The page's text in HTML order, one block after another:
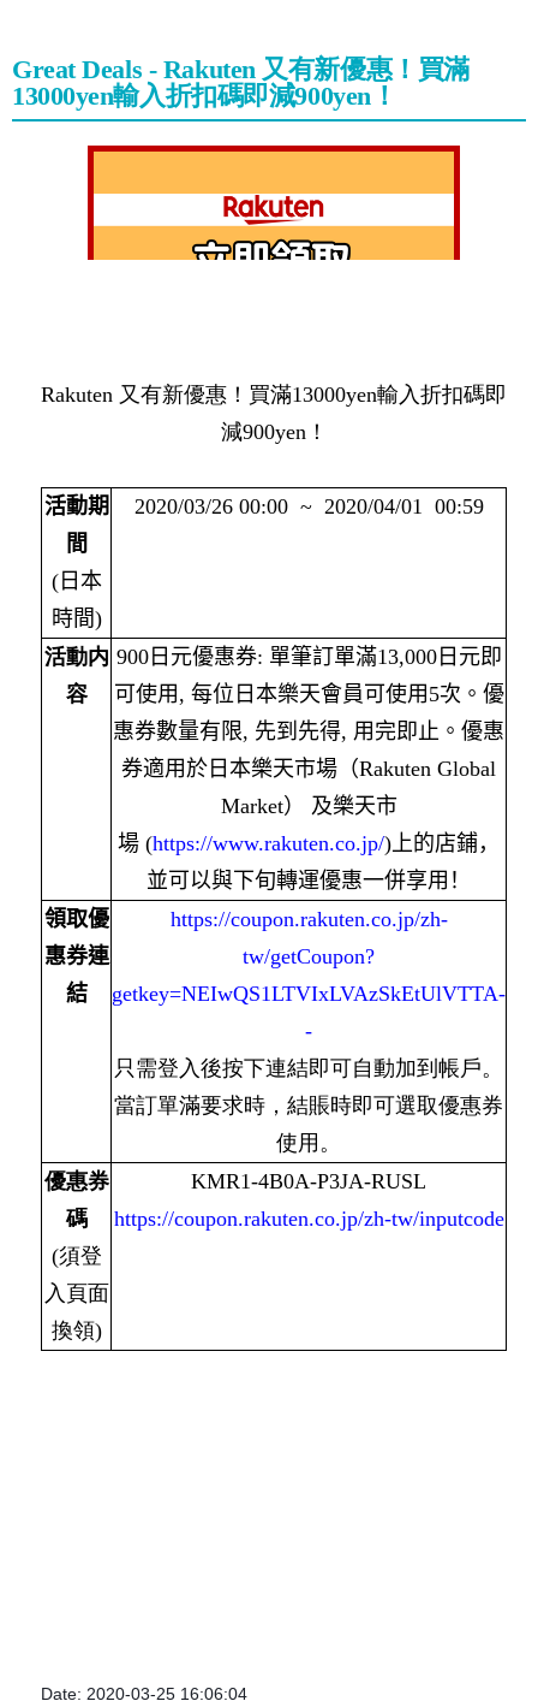
Great Deals - Rakuten 又有新優惠！買滿
13000yen輸入折扣碼即減900yen！
Rakuten 又有新優惠！買滿13000yen輸入折扣碼即
減900yen！
活動期
間
(日本
時間)
2020/03/26 00:00 ~ 2020/04/01 00:59
活動内
容
900日元優惠券: 單筆訂單滿13,000日元即
可使用 , 每位日本樂天會員可使用 5次。優
惠券數量有限, 先到先得, 用完即止。 優惠
券適用於日本樂天市場（Rakuten Global
Market） 及樂天市
場 (https://www.rakuten.co.jp/)上的店鋪，
並可以與下旬轉運優惠一併享用！
領取優
惠券連
結
https://coupon.rakuten.co.jp/zh-
tw/getCoupon?
getkey=NEIwQS1LTVIxLVAzSkEtUlVTTA-
-
只需登入後按下連結即可自動加到帳戶。
當訂單滿要求時，結賬時即可選取優惠券
使用。
優惠券
碼
(須登
入頁面
換領)
KMR1-4B0A-P3JA-RUSL
https://coupon.rakuten.co.jp/zh-tw/inputcode
Date: 2020-03-25 16:06:04